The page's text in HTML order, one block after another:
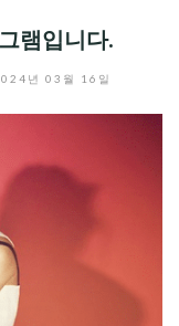
램입니다.
년 03월 16일